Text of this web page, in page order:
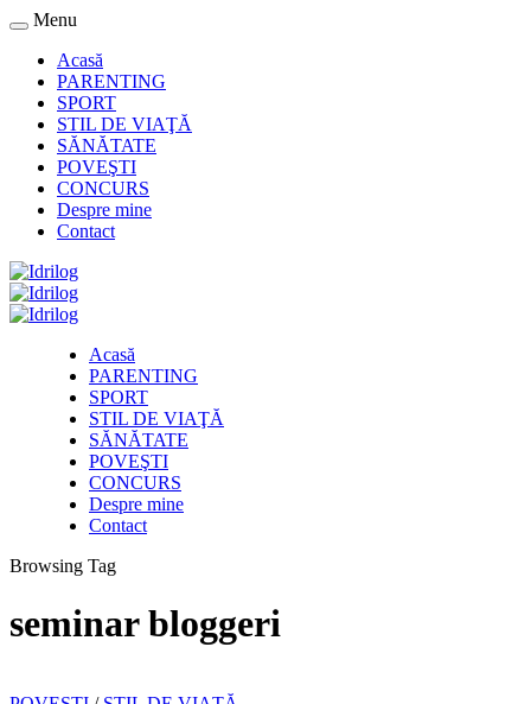
Menu
Acasă
PARENTING
SPORT
STIL DE VIAŢĂ
SĂNĂTATE
POVEŞTI
CONCURS
Despre mine
Contact
Acasă
PARENTING
SPORT
STIL DE VIAŢĂ
SĂNĂTATE
POVEŞTI
CONCURS
Despre mine
Contact
Browsing Tag
seminar bloggeri